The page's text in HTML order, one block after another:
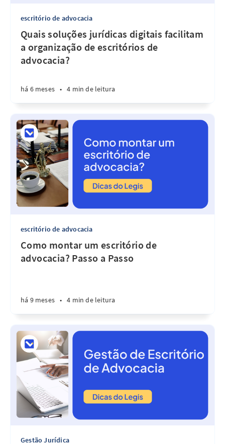
escritório de advocacia
Quais soluções jurídicas digitais facilitam
a organização de escritórios de
advocacia?
há 6 meses • 4 min de leitura
escritório de advocacia
Como montar um escritório de
advocacia? Passo a Passo
há 9 meses • 4 min de leitura
Gestão Jurídica